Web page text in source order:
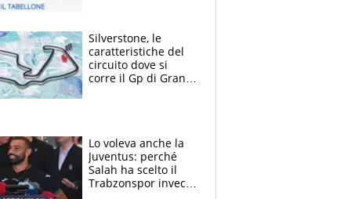
Silverstone, le
caratteristiche del
circuito dove si
corre il Gp di Gran
Lo voleva anche la
Juventus: perché
Salah ha scelto il
Trabzonspor invece